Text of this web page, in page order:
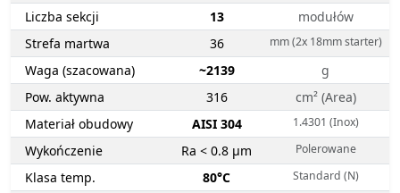
Liczba sekcji
13
modułów
Strefa martwa
36 mm (2x 18mm starter)
Waga (szacowana) ~2139
g
Pow. aktywna
316
cm² (Area)
Materiał obudowy
AISI 304 1.4301 (Inox)
Wykończenie Ra < 0.8 µm Polerowane
Klasa temp. 80°C Standard (N)